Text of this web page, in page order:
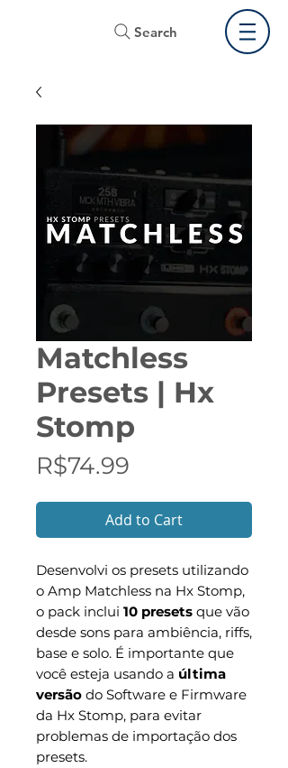
Search
Matchless
Presets | Hx
Stomp
R$74.99
Add to Cart
Desenvolvi os presets utilizando
o Amp Matchless na Hx Stomp,
o pack inclui 10 presets que vão
desde sons para ambiência, riffs,
base e solo. É importante que
você esteja usando a última
versão do Software e Firmware
da Hx Stomp, para evitar
problemas de importação dos
presets.